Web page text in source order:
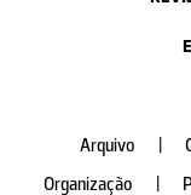
Arquivo
Organização